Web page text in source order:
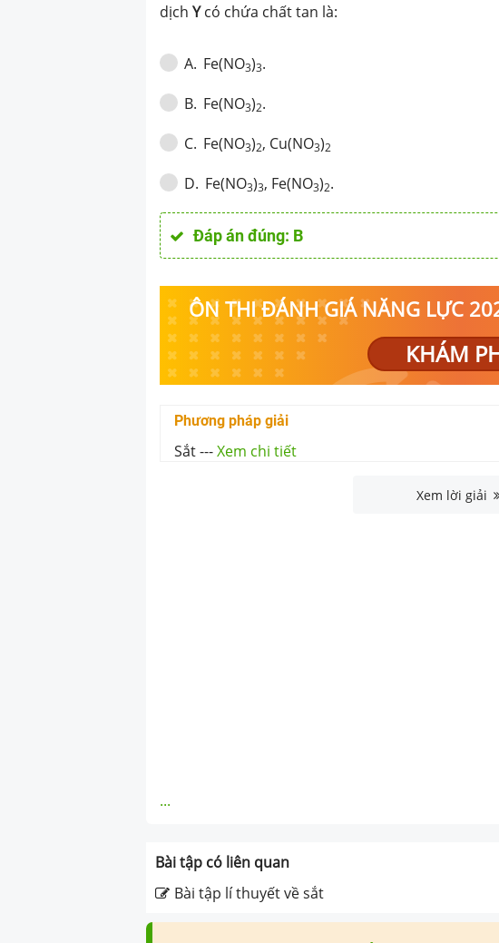
dịchYcó chứa chất tan là:
A. Fe(NO3)3.
B. Fe(NO3)2.
C. Fe(NO3)2, Cu(NO3)2
D. Fe(NO3)3, Fe(NO3)2.
Đáp án đúng: B
ÔN THI ĐÁNH GIÁ NĂNG LỰC
KHÁM
Phương pháp giải
Sắt---Xem chi tiết
Xem lời giải
...
Bài tập có liên quan
Bài tập lí thuyết về sắt